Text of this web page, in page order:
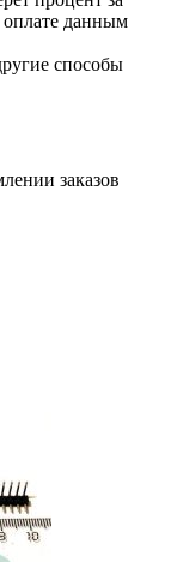
оплате данным
способы
заказов